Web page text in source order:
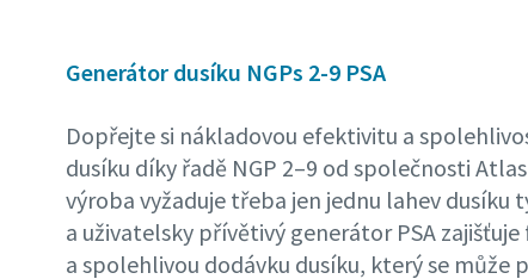
Generátor dusíku NGPs 2-9 PSA
Dopřejte si nákladovou efektivitu a
dusíku díky řadě NGP 2–9 od společnosti
výroba vyžaduje třeba jen jednu lahev dusíku
a uživatelsky přívětivý generátor PSA
a spolehlivou dodávku dusíku, který se